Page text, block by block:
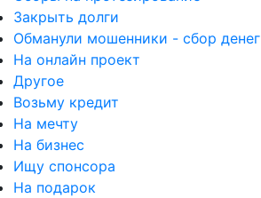
Закрыть долги
Обманули мошенники - сбор денег
На онлайн проект
Другое
Возьму кредит
На мечту
На бизнес
Ищу спонсора
На подарок